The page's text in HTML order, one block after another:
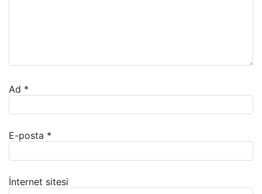
Ad *
E-posta *
İnternet sitesi